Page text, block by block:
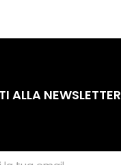
ALLA NEWSLETTER